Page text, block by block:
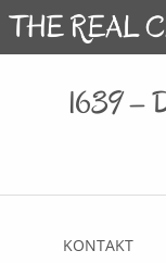
1639 –
KONTAKT